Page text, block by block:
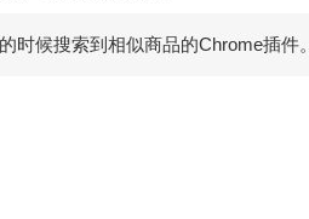
候搜索到相似商品的Chrome插件。